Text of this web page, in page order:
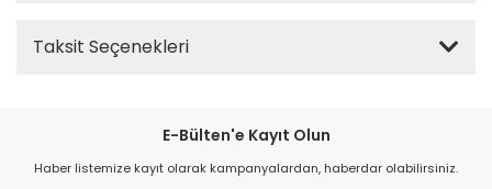
Taksit Seçenekleri
E-Bülten'e Kayıt Olun
Haber listemize kayıt olarak kampanyalardan, haberdar olabilirsiniz.